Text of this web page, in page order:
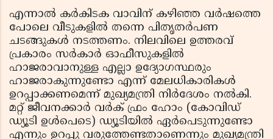
എന്നാൽ കര്‍കിടക വാവിന് കഴിഞ്ഞ വര്‍ഷത്തെ
പോലെ വീടുകളില്‍ തന്നെ പിതൃതര്‍പണ
ചടങ്ങുകള്‍ നടത്തണം. നിലവിലെ ഉത്തരവ്
പ്രകാരം സര്‍കാര്‍ ഓഫീസുകളില്‍
ഹാജരാവാനുള്ള എല്ലാ ഉദ്യോഗസ്ഥരും
ഹാജരാകുന്നുണ്ടോ എന്ന് മേലധികാരികള്‍
ഉറപ്പാക്കണമെന്ന് മുഖ്യമന്ത്രി നിര്‍ദേശം നല്‍കി.
മറ്റ് ജീവനക്കാര്‍ വര്‍ക് ഫ്രം ഹോം (കോവിഡ്
ഡ്യൂടി ഉള്‍പെടെ) ഡ്യൂടിയില്‍ ഏര്‍പെടുന്നുണ്ടോ
എന്നും ഉറപ്പു വരുത്തേണ്ടതാണെന്നും മുഖ്യമന്ത്രി